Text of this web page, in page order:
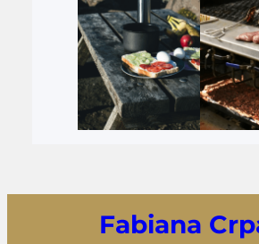
Fabiana